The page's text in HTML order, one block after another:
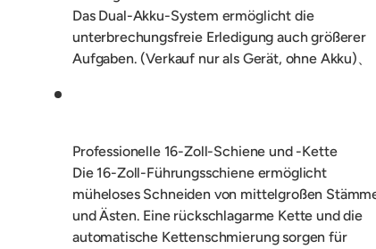
Das Dual-Akku-System ermöglicht die
unterbrechungsfreie Erledigung auch größerer
Aufgaben. (Verkauf nur als Gerät, ohne Akku)、
Professionelle 16-Zoll-Schiene und -Kette
Die 16-Zoll-Führungsschiene ermöglicht
müheloses Schneiden von mittelgroßen
und Ästen. Eine rückschlagarme Kette und die
automatische Kettenschmierung sorgen für